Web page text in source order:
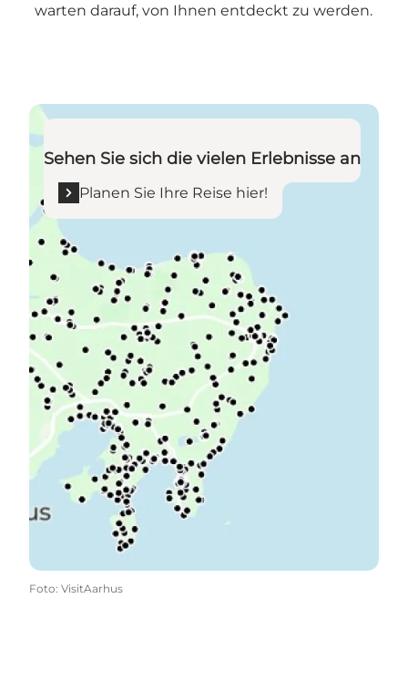
warten darauf, von Ihnen entdeckt zu werden.
Planen Sie Ihre Reise hier!
Sehen Sie sich die vielen Erlebnisse an
Planen Sie Ihre Reise hier!
Foto: VisitAarhus